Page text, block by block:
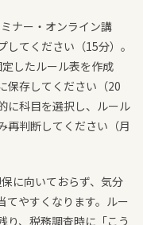
ナー・オンライン講
てください（15分）。
したルール表を作成
保存してください（20
に科目を選択し、ルール
再判断してください（月
に向いておらず、気分
てやすくなります。ルー
り、税務調査時に「こう